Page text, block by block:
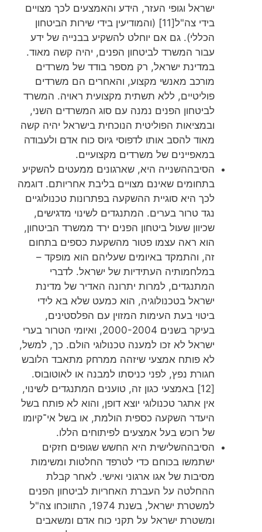
ישראל וגופי העזר, הידע והאמצעים לכך מצויים
בידי צה"ל[11] (והמודיעין בידי שירות הביטחון
הכללי). גם אם יוחלט להשקיע בבנייה של ידע
עבור המשרד לביטחון הפנים, יהיה קשה מאוד.
במדינת ישראל, רק מספר בודד של משרדים
מורכב מאנשי מקצוע, והאחרים הם משרדים
פוליטיים, ללא תשתית מקצועית ראויה. המשרד
לביטחון הפנים נמנה עם סוג המשרדים השני,
ובמציאות הפוליטית הנוכחית בישראל יהיה קשה
מאוד להסב אותו לדפוסי גיוס כוח אדם ולעבודה
במאפיינים של משרדים מקצועיים.
הסיבההשנייה היא, שארגונים ממעטים להשקיע
בתחומים שאינם מצויים בליבת אחריותם. דוגמה
לכך היא סוגיית ההשקעה בפתרונות טכנולוגיים
נגד טרור בערים. המתנגדים לשינוי מדגישים,
שכיוון שעול ביטחון הפנים ירד ממשרד הביטחון,
הוא ראה עצמו פטור מהשקעת כספים בתחום
זה, והתמקד באיומים שעליהם הוא מופקד –
במלחמותיה העתידיות של ישראל. לדברי
המתנגדים, למרות יתרונה האדיר של מדינת
ישראל בטכנולוגיה, הוא כמעט שלא בא לידי
ביטוי בעת העימות המזוין עם הפלסטינים,
בעיקר בשנים 2000-2004, ואיומי הטרור בערי
ישראל לא זכו למענה טכנולוגי הולם. כך, למשל,
לא פותח אמצעי שיזהה ממרחק מתאבד הלובש
חגורת נפץ, לפני כניסתו למבנה או לאוטובוס.
[12] באמצעי כגון זה, טוענים המתנגדים לשינוי,
אין אתגר טכנולוגי יוצא דופן, והוא לא פותח בשל
היעדר השקעה כספית הולמת, או בשל אי־קיומו
של רוכש בעל אמצעים לפיתוחים הללו.
הסיבההשלישית היא החשש שגופים חזקים
ישתמשו בכוחם כדי לטרפד החלטות ומשימות
מסיבות של אגו ארגוני ואישי. לאחר קבלת
ההחלטה על העברת האחריות לביטחון הפנים
למשטרת ישראל, בשנת 1974, התווכחו צה"ל
ומשטרת ישראל על תקני כוח אדם ומשאבים